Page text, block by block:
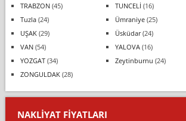
TRABZON(45) TUNCELİ (16)
Tuzla(24) Ümraniye(25)
UŞAK(29) Üsküdar(24)
VAN(54) YALOVA(16)
YOZGAT(34) Zeytinburnu (24)
ZONGULDAK(28)
NAKLIYAT FIYATLARI